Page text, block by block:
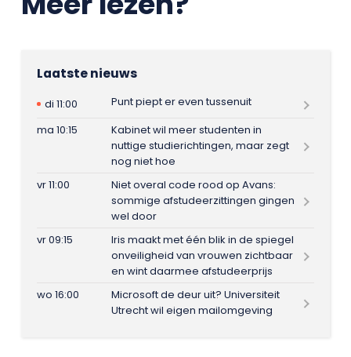
Laatste nieuws
di 11:00
Punt piept er even tussenuit
ma 10:15
Kabinet wil meer studenten in
nuttige studierichtingen, maar zegt
nog niet hoe
vr 11:00
Niet overal code rood op Avans:
sommige afstudeerzittingen gingen
wel door
vr 09:15
Iris maakt met één blik in de spiegel
onveiligheid van vrouwen zichtbaar
en wint daarmee afstudeerprijs
wo 16:00
Microsoft de deur uit? Universiteit
Utrecht wil eigen mailomgeving